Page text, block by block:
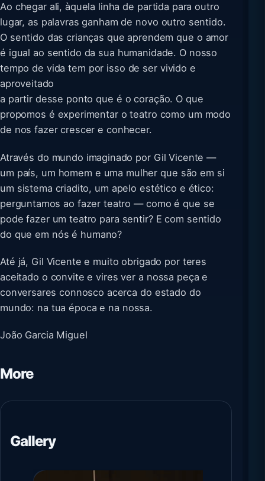
Ao chegar ali, àquela linha de partida para outro
lugar, as palavras ganham de novo outro sentido.
O sentido das crianças que aprendem que o amor
é igual ao sentido da sua humanidade. O nosso
tempo de vida tem por isso de ser vivido e
aproveitado
a partir desse ponto que é o coração. O que
propomos é experimentar o teatro como um modo
de nos fazer crescer e conhecer.
Através do mundo imaginado por Gil Vicente —
um país, um homem e uma mulher que são em si
um sistema criadito, um apelo estético e ético:
perguntamos ao fazer teatro — como é que se
pode fazer um teatro para sentir? E com sentido
do que em nós é humano?
Até já, Gil Vicente e muito obrigado por teres
aceitado o convite e vires ver a nossa peça e
conversares connosco acerca do estado do
mundo: na tua época e na nossa.
João Garcia Miguel
More
Gallery